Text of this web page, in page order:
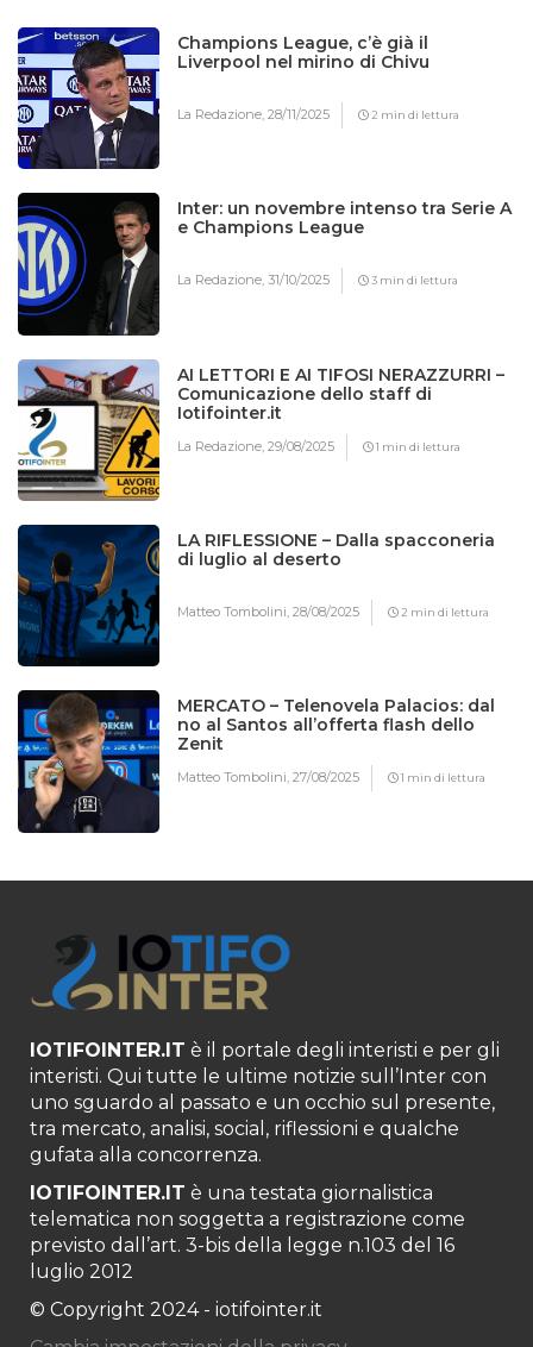
Champions League, c’è già il
Liverpool nel mirino di Chivu
La Redazione,28/11/2025 2 min di lettura
Inter: un novembre intenso tra Serie A
e Champions League
La Redazione,31/10/2025 3 min di lettura
AI LETTORI E AI TIFOSI NERAZZURRI –
Comunicazione dello staff di
Iotifointer.it
La Redazione,29/08/2025 1 min di lettura
LA RIFLESSIONE – Dalla spacconeria
di luglio al deserto
Matteo Tombolini,28/08/2025 2 min di lettura
MERCATO – Telenovela Palacios: dal
no al Santos all’offerta flash dello
Zenit
Matteo Tombolini,27/08/2025 1 min di lettura
IOTIFOINTER.IT è il portale degli interisti e per gli
interisti. Qui tutte le ultime notizie sull’Inter con
uno sguardo al passato e un occhio sul presente,
tra mercato, analisi, social, riflessioni e qualche
gufata alla concorrenza.
IOTIFOINTER.IT è una testata giornalistica
telematica non soggetta a registrazione come
previsto dall’art. 3-bis della legge n.103 del 16
luglio 2012
© Copyright 2024 - iotifointer.it